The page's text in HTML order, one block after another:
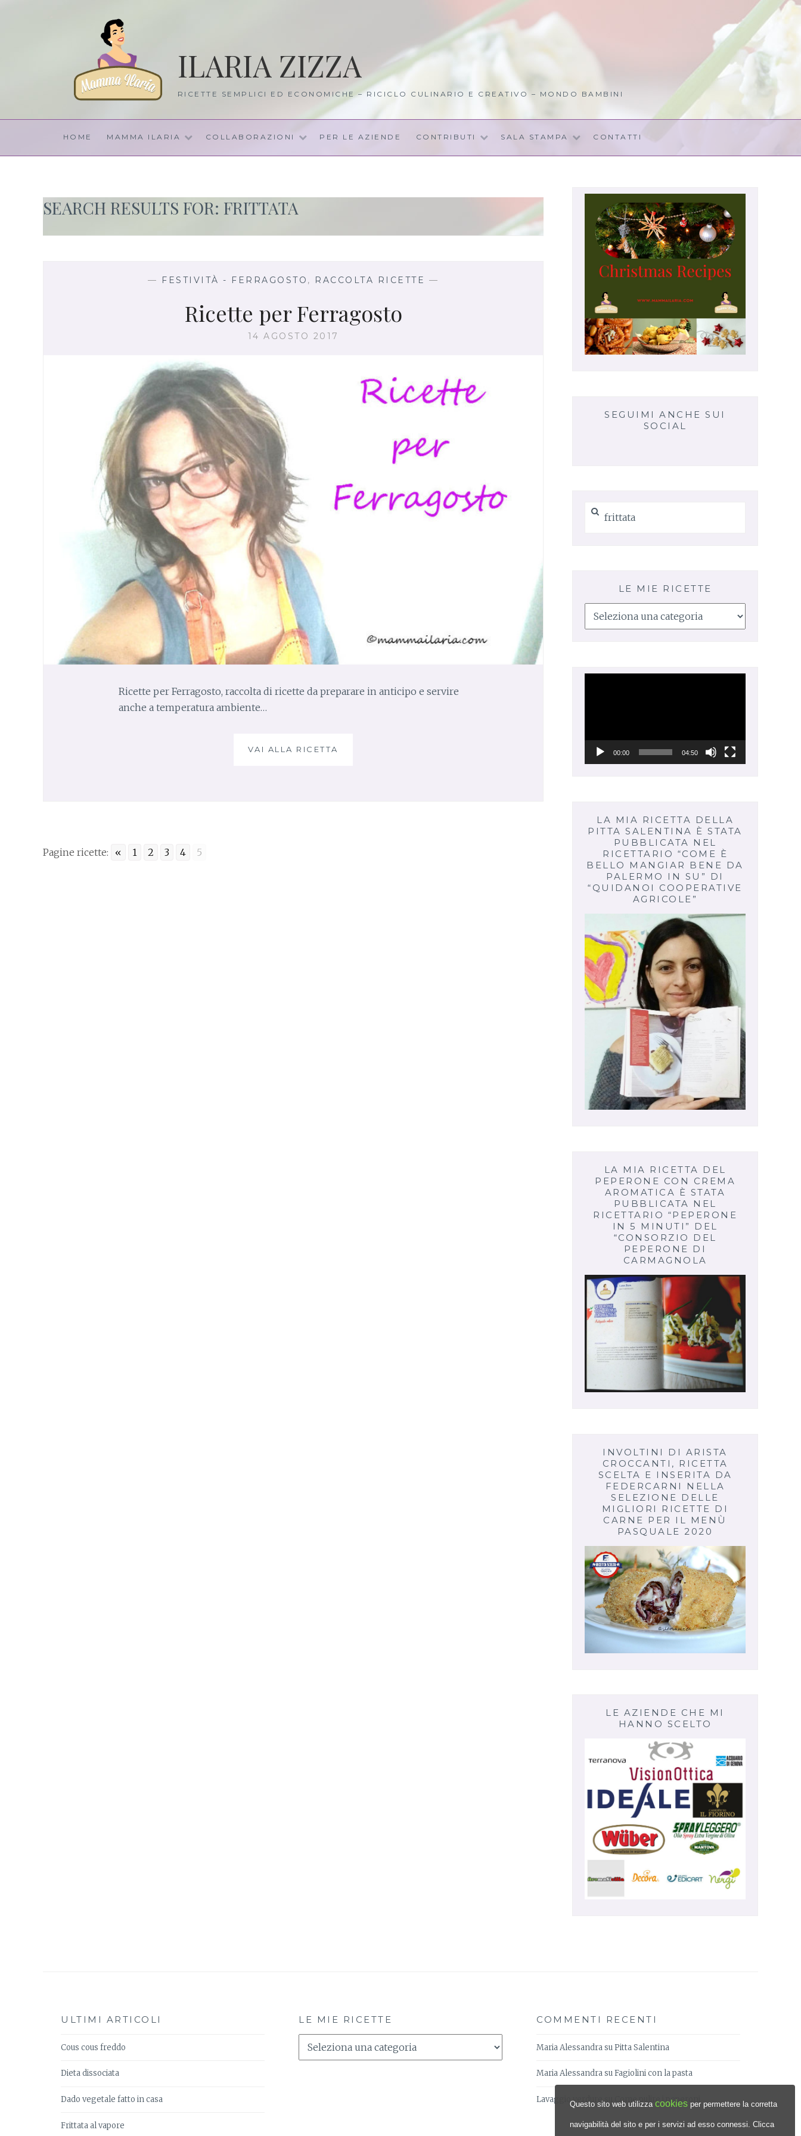
ILARIA ZIZZA
RICETTE SEMPLICI ED ECONOMICHE – RICICLO CULINARIO E CREATIVO – MONDO BAMBINI
HOME MAMMA ILARIA COLLABORAZIONI PER LE AZIENDE CONTRIBUTI SALA STAMPA CONTATTI
SEARCH RESULTS FOR: FRITTATA
— FESTIVITÀ - FERRAGOSTO , RACCOLTA RICETTE —
Ricette per Ferragosto
14 AGOSTO 2017
Ricette per Ferragosto, raccolta di ricette da preparare in anticipo e servire
anche a temperatura ambiente…
VAI ALLA RICETTA
Pagine ricette: « 1 2 3 4 5
SEGUIMI ANCHE SUI
SOCIAL
per:
LE MIE RICETTE
mie
00:00 04:50
LA MIA RICETTA DELLA
PITTA SALENTINA È STATA
PUBBLICATA NEL
RICETTARIO “COME È
BELLO MANGIAR BENE DA
PALERMO IN SU” DI
“QUIDANOI COOPERATIVE
AGRICOLE”
LA MIA RICETTA DEL
PEPERONE CON CREMA
AROMATICA È STATA
PUBBLICATA NEL
RICETTARIO “PEPERONE
IN 5 MINUTI” DEL
“CONSORZIO DEL
PEPERONE DI
CARMAGNOLA
INVOLTINI DI ARISTA
CROCCANTI, RICETTA
SCELTA E INSERITA DA
FEDERCARNI NELLA
SELEZIONE DELLE
MIGLIORI RICETTE DI
CARNE PER IL MENÙ
PASQUALE 2020
LE AZIENDE CHE MI
HANNO SCELTO
ULTIMI ARTICOLI
Cous cous freddo
Dieta dissociata
Dado vegetale fatto in casa
Frittata al vapore
LE MIE RICETTE
Mie
COMMENTI RECENTI
Maria AlessandrasuPitta Salentina
Maria AlessandrasuFagiolini con la pasta
Lavaggio verduresu Come pulire i peperoni
Questo sito web utilizza cookiesper permettere la corretta
navigabilità del sito e per i servizi ad esso connessi. Clicca